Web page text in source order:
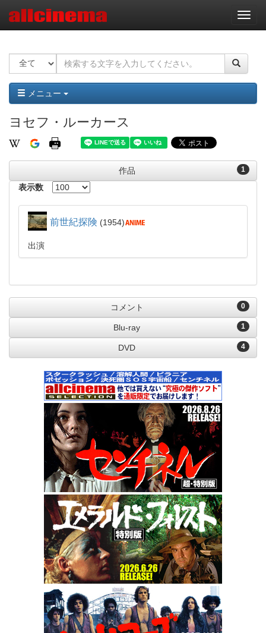
ナ
ビ
ー
ョ
ン
メニュー
ヨセフ・ルーカース
1
作品
表示数
前世紀探険 1954
出演
0
コメント
1
Blu-ray
4
DVD